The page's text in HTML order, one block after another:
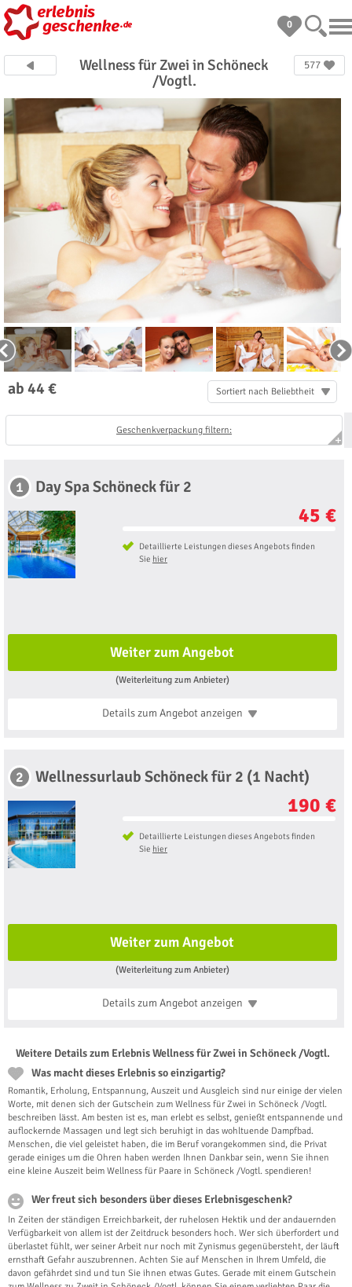
0
Wellness für Zwei in Schöneck
/Vogtl.
577
ab 44 € Sortiert nach Beliebtheit
Geschenkverpackung filtern:
1 Day Spa Schöneck für 2
45 €
Detaillierte Leistungen dieses Angebots finden
Sie hier
Weiter zum Angebot
(Weiterleitung zum Anbieter)
Details zum Angebotanzeigen
2 Wellnessurlaub Schöneck für 2 (1 Nacht)
190 €
Detaillierte Leistungen dieses Angebots finden
Sie hier
Weiter zum Angebot
(Weiterleitung zum Anbieter)
Details zum Angebotanzeigen
Weitere Details zum Erlebnis Wellness für Zwei in Schöneck /Vogtl.
Was macht dieses Erlebnis so einzigartig?
Romantik, Erholung, Entspannung, Auszeit und Ausgleich sind nur einige der vielen
Worte, mit denen sich der Gutschein zum Wellness für Zwei in Schöneck /Vogtl.
beschreiben lässt. Am besten ist es, man erlebt es selbst, genießt entspannende und
auflockernde Massagen und legt sich beruhigt in das wohltuende Dampfbad.
Menschen, die viel geleistet haben, die im Beruf vorangekommen sind, die Privat
gerade einiges um die Ohren haben werden Ihnen Dankbar sein, wenn Sie ihnen
eine kleine Auszeit beim Wellness für Paare in Schöneck /Vogtl. spendieren!
Wer freut sich besonders über dieses Erlebnisgeschenk?
In Zeiten der ständigen Erreichbarkeit, der ruhelosen Hektik und der andauernden
Verfügbarkeit von allem ist der Zeitdruck besonders hoch. Wer sich überfordert und
überlastet fühlt, wer seiner Arbeit nur noch mit Zynismus gegenübersteht, der läuft
ernsthaft Gefahr auszubrennen. Achten Sie auf Menschen in Ihrem Umfeld, die
davon gefährdet sind und tun Sie ihnen etwas Gutes. Gerade mit einem Gutschein